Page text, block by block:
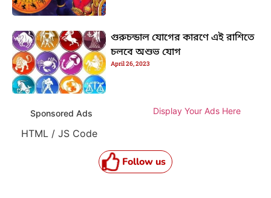
গুরুচন্ডাল যোগের কারণে এই রাশিতে
চলবে অশুভ যোগ
April 26, 2023
Sponsored Ads Display Your Ads Here
HTML / JS Code
Follow us